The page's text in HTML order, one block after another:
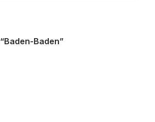
Fertiggelände “Baden-Baden”